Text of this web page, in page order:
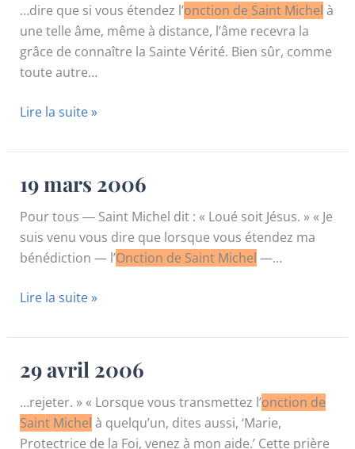
…dire que si vous étendez l’onction de Saint Michel à
une telle âme, même à distance, l’âme recevra la
grâce de connaître la Sainte Vérité. Bien sûr, comme
toute autre…
16
2006
Lire la suite »
19 mars 2006
Pour tous ― Saint Michel dit : « Loué soit Jésus. » « Je
suis venu vous dire que lorsque vous étendez ma
bénédiction — l’Onction de Saint Michel —…
19
2006
Lire la suite »
29 avril 2006
…rejeter. » « Lorsque vous transmettez l’onction de
Saint Michel à quelqu’un, dites aussi, ‘Marie,
Protectrice de la Foi, venez à mon aide.’ Cette prière